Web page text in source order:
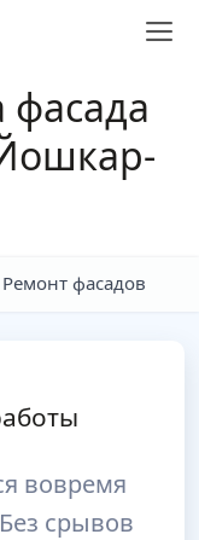
фасада
Ремонт фасадов
вовремя
срывов